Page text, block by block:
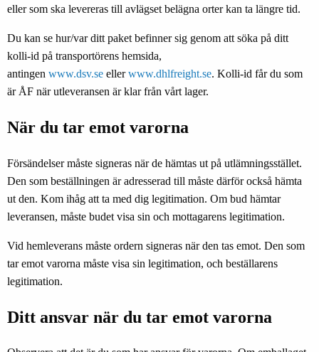
eller som ska levereras till avlägset belägna orter kan ta längre tid.
Du kan se hur/var ditt paket befinner sig genom att söka på ditt
kolli-id på transportörens hemsida,
antingen www.dsv.se ellerwww.dhlfreight.se. Kolli-id får du som
är ÅF när utleveransen är klar från vårt lager.
När du tar emot varorna
Försändelser måste signeras när de hämtas ut på utlämningsstället.
Den som beställningen är adresserad till måste därför också hämta
ut den. Kom ihåg att ta med dig legitimation. Om bud hämtar
leveransen, måste budet visa sin och mottagarens legitimation.
Vid hemleverans måste ordern signeras när den tas emot. Den som
tar emot varorna måste visa sin legitimation, och beställarens
legitimation.
Ditt ansvar när du tar emot varorna